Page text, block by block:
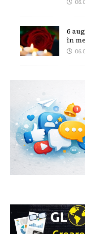
6
în